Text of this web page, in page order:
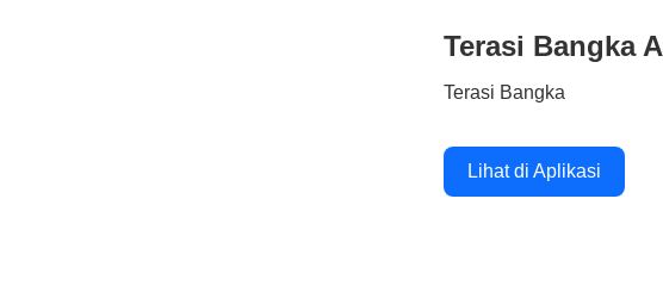
Terasi Bangka
Terasi Bangka
Lihat di Aplikasi